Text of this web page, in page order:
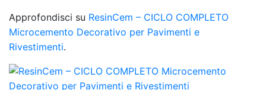
Approfondisci su ResinCem – CICLO COMPLETO
Microcemento Decorativo per Pavimenti e
Rivestimenti.